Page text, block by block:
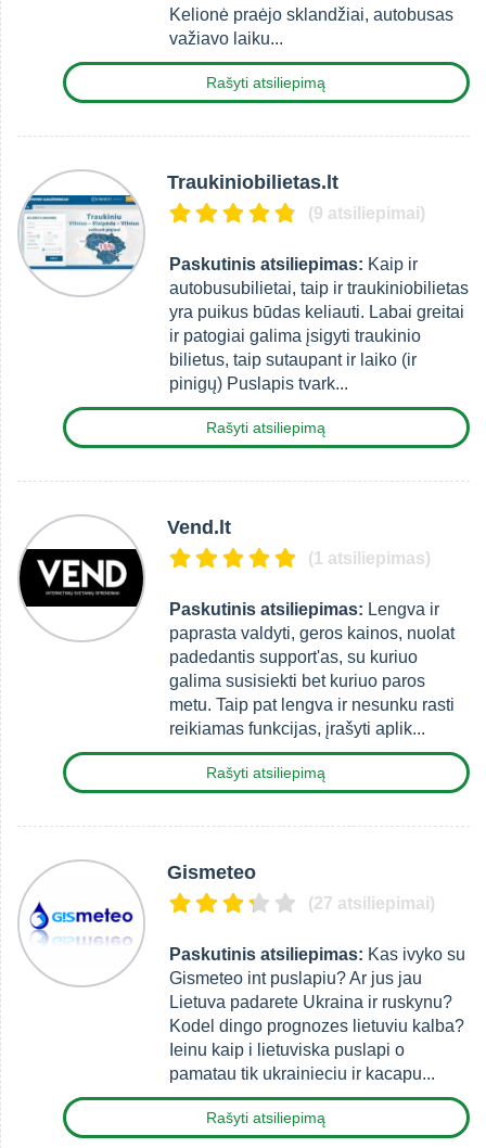
Kelionė praėjo sklandžiai, autobusas
važiavo laiku...
Rašyti atsiliepimą
Traukiniobilietas.lt
(9 atsiliepimai)
Paskutinis atsiliepimas: Kaip ir
autobusubilietai, taip ir traukiniobilietas
yra puikus būdas keliauti. Labai greitai
ir patogiai galima įsigyti traukinio
bilietus, taip sutaupant ir laiko (ir
pinigų) Puslapis tvark...
Rašyti atsiliepimą
Vend.lt
(1 atsiliepimas)
Paskutinis atsiliepimas: Lengva ir
paprasta valdyti, geros kainos, nuolat
padedantis support'as, su kuriuo
galima susisiekti bet kuriuo paros
metu. Taip pat lengva ir nesunku rasti
reikiamas funkcijas, įrašyti aplik...
Rašyti atsiliepimą
Gismeteo
(27 atsiliepimai)
Paskutinis atsiliepimas: Kas ivyko su
Gismeteo int puslapiu? Ar jus jau
Lietuva padarete Ukraina ir ruskynu?
Kodel dingo prognozes lietuviu kalba?
Ieinu kaip i lietuviska puslapi o
pamatau tik ukrainieciu ir kacapu...
Rašyti atsiliepimą